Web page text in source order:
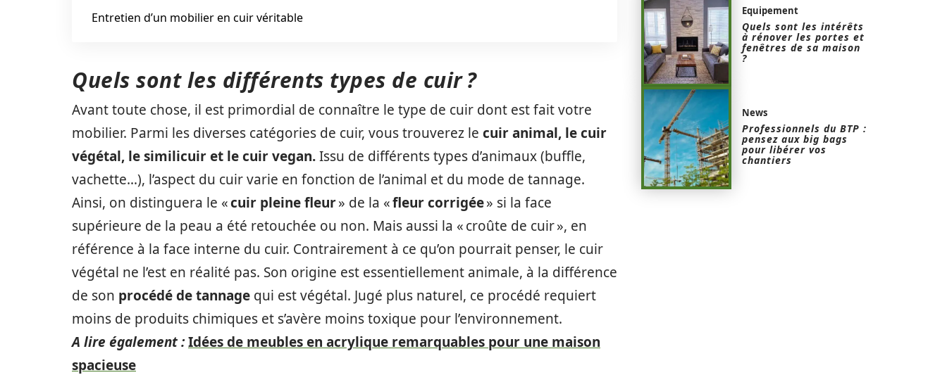
Entretien d’un mobilier en cuir véritable
Quels sont les différents types de cuir ?
Avant toute chose, il est primordial de connaître le type de cuir dont est fait votre
mobilier. Parmi les diverses catégories de cuir, vous trouverez le cuir animal, le cuir
végétal, le similicuir et le cuir vegan.Issu de différents types d’animaux (buffle,
vachette…), l’aspect du cuir varie en fonction de l’animal et du mode de tannage.
Ainsi, on distinguera le «cuir pleine fleur» de la «fleur corrigée» si la face
supérieure de la peau a été retouchée ou non. Mais aussi la « croûte de cuir », en
référence à la face interne du cuir. Contrairement à ce qu’on pourrait penser, le cuir
végétal ne l’est en réalité pas. Son origine est essentiellement animale, à la différence
de son procédé de tannage qui est végétal. Jugé plus naturel, ce procédé requiert
moins de produits chimiques et s’avère moins toxique pour l’environnement.
A lire également :Idées de meubles en acrylique remarquables pour une maison
spacieuse
Equipement
Quels sont les intérêts
à rénover les portes et
fenêtres de sa maison
?
News
Professionnels du BTP :
pensez aux big bags
pour libérer vos
chantiers